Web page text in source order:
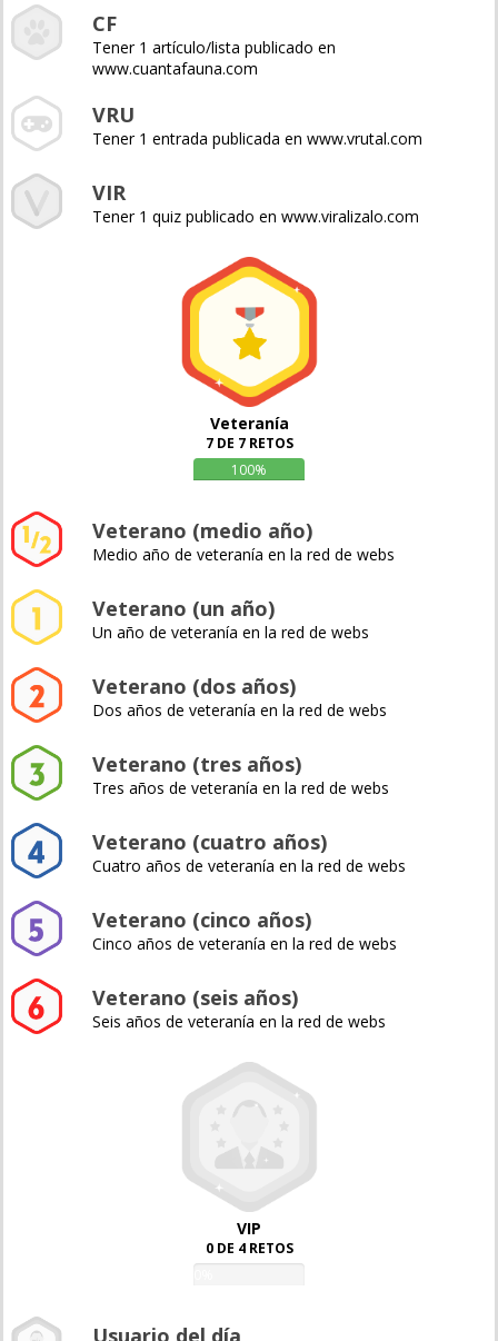
CF
Tener 1 artículo/lista publicado en
www.cuantafauna.com
VRU
Tener 1 entrada publicada en www.vrutal.com
VIR
Tener 1 quiz publicado en www.viralizalo.com
Veteranía
7 DE 7 RETOS
100%
Veterano (medio año)
Medio año de veteranía en la red de webs
Veterano (un año)
Un año de veteranía en la red de webs
Veterano (dos años)
Dos años de veteranía en la red de webs
Veterano (tres años)
Tres años de veteranía en la red de webs
Veterano (cuatro años)
Cuatro años de veteranía en la red de webs
Veterano (cinco años)
Cinco años de veteranía en la red de webs
Veterano (seis años)
Seis años de veteranía en la red de webs
VIP
0 DE 4 RETOS
Usuario del día